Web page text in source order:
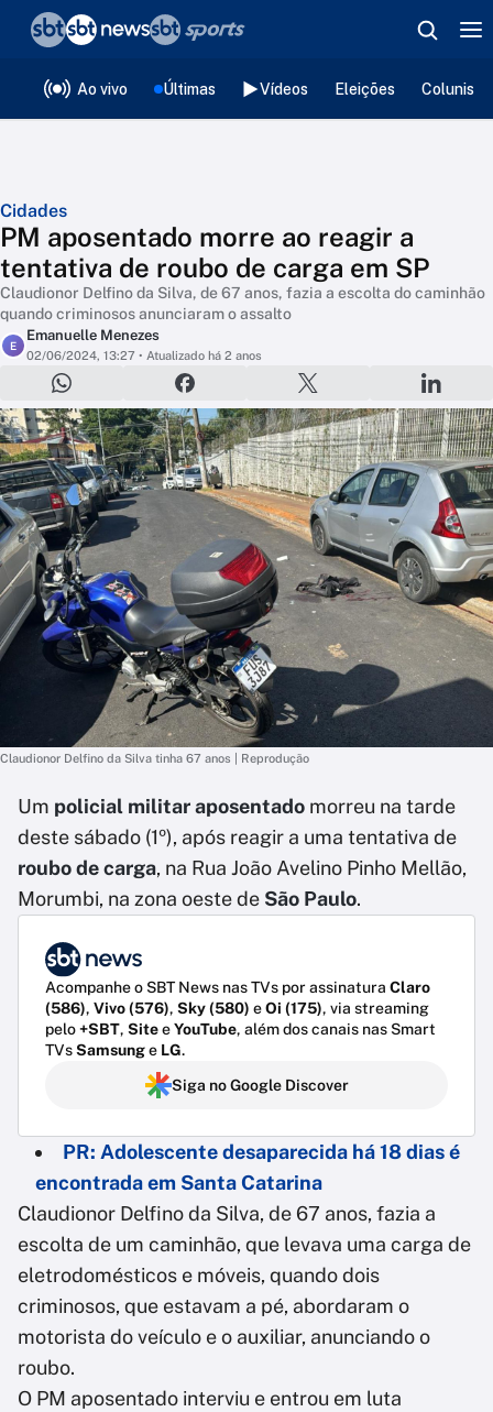
Ao vivo Últimas Vídeos Eleições
Cidades
PM aposentado morre ao reagir a
tentativa de roubo de carga em SP
Claudionor Delfino da Silva, de 67 anos, fazia a escolta do caminhão
quando criminosos anunciaram o assalto
E
Emanuelle Menezes
02/06/2024, 13:27 • Atualizado há 2 anos
Claudionor Delfino da Silva tinha 67 anos | Reprodução
Um policial militar aposentado morreu na tarde
deste sábado (1º), após reagir a uma tentativa de
roubo de carga, na Rua João Avelino Pinho Mellão,
Morumbi, na zona oeste de São Paulo.
Acompanhe o SBT News nas TVs por assinatura Claro
(586), Vivo (576), Sky (580) eOi (175), via streaming
pelo+SBT, SiteeYouTube, além dos canais nas Smart
TVsSamsunge LG.
Siga no Google Discover
PR: Adolescente desaparecida há 18 dias é
encontrada em Santa Catarina
Claudionor Delfino da Silva, de 67 anos, fazia a
escolta de um caminhão, que levava uma carga de
eletrodomésticos e móveis, quando dois
criminosos, que estavam a pé, abordaram o
motorista do veículo e o auxiliar, anunciando o
roubo.
O PM aposentado interviu e entrou em luta
❮voltar
Editorias